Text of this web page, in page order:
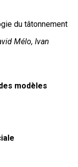
du tâtonnement
Mélo, Ivan
modèles